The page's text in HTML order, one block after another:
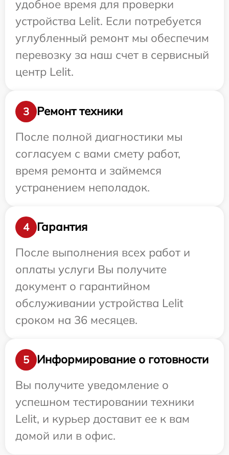
удобное время для проверки
устройства Lelit. Если потребуется
углубленный ремонт мы обеспечим
перевозку за наш счет в сервисный
центр Lelit.
3
Ремонт техники
После полной диагностики мы
согласуем с вами смету работ,
время ремонта и займемся
устранением неполадок.
4
Гарантия
После выполнения всех работ и
оплаты услуги Вы получите
документ о гарантийном
обслуживании устройства Lelit
сроком на 36 месяцев.
5
Информирование о готовности
Вы получите уведомление о
успешном тестировании техники
Lelit, и курьер доставит ее к вам
домой или в офис.